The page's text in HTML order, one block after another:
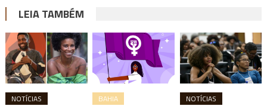
LEIA TAMBÉM
NOTÍCIAS BAHIA NOTÍCIAS